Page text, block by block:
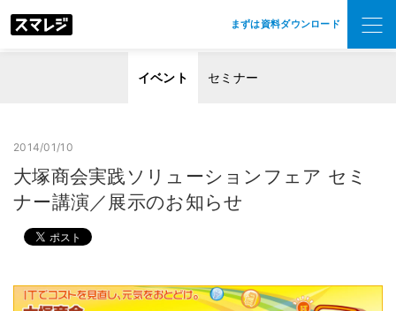
まずは資料ダウンロード
イベント セミナー
2014/01/10
大塚商会実践ソリューションフェア セミ
ナー講演／展示のお知らせ